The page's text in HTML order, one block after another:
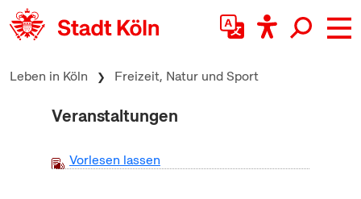
zum Inhalt springen
Leben in Köln Freizeit, Natur und Sport
Veranstaltungen
Vorlesen lassen